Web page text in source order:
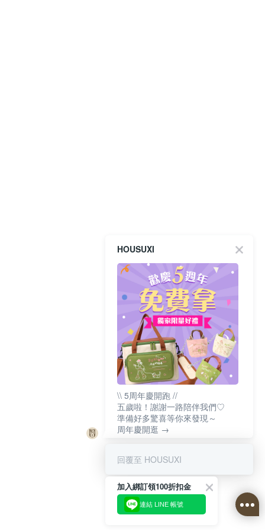
HOUSUXI
\\ 5周年慶開跑 //
五歲啦！謝謝一路陪伴我們♡
準備好多驚喜等你來發現～
周年慶開逛 →
回覆至 HOUSUXI
加入綁訂領100折扣金
連結 LINE 帳號